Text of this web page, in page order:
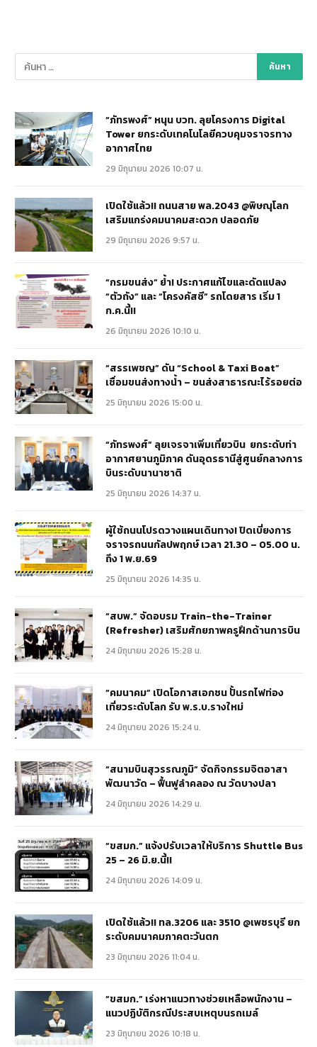
“ภัทรพงศ์” หนุน บวท. ลุยโครงการ Digital
Tower ยกระดับเทคโนโลยีควบคุมจราจรทาง
อากาศไทย
29 มิถุนายน 2026 10:07 น.
เปิดใช้แล้ว!! ถนนสาย พล.2043 @พิษณุโลก
เสริมแกร่งคมนาคมสะดวก ปลอดภัย
29 มิถุนายน 2026 9:57 น.
“กรมขนส่ง” ย้ำ! ประกาศแก้ไขและดัดแปลง
“ตัวถัง” และ “โครงคัสซี” รถโดยสาร เริ่ม 1
ก.ค.นี้!!
26 มิถุนายน 2026 10:10 น.
“สรรเพชญ” ดัน “School & Taxi Boat”
เชื่อมขนส่งทางน้ำ – ขนส่งสาธารณะไร้รอยต่อ
25 มิถุนายน 2026 15:00 น.
“ภัทรพงศ์” ลุยเจรจาเพิ่มเที่ยวบิน ยกระดับท่า
อากาศยานภูมิภาค ดันอุดรธานีสู่ศูนย์กลางการ
บินระดับนานาชาติ
25 มิถุนายน 2026 14:37 น.
ผู้ใช้ถนนโปรดวางแผนเดินทาง! ปิดเบี่ยงการ
จราจรถนนกัลปพฤกษ์ เวลา 21.30 – 05.00 น.
ถึง 1 พ.ย.69
25 มิถุนายน 2026 14:35 น.
“สบพ.” จัดอบรม Train-the-Trainer
(Refresher) เสริมศักยภาพครูฝึกด้านการบิน
24 มิถุนายน 2026 15:28 น.
“คมนาคม” เปิดโอกาสเอกชน ปั้นรถไฟท่อง
เที่ยวระดับโลก รับ พ.ร.บ.รางใหม่
24 มิถุนายน 2026 15:24 น.
“สนามบินสุวรรณภูมิ” จัดกิจกรรมจิตอาสา
พัฒนาวัด – ฟื้นฟูลำคลอง ณ วัดบางปลา
24 มิถุนายน 2026 14:29 น.
“ขสมก.” แจ้งปรับเวลาให้บริการ Shuttle Bus
25 – 26 มิ.ย.นี้!!
24 มิถุนายน 2026 14:09 น.
เปิดใช้แล้ว!! ทล.3206 และ 3510 @เพชรบุรี ยก
ระดับคมนาคมภาคตะวันตก
23 มิถุนายน 2026 11:04 น.
“ขสมก.” เร่งหาแนวทางช่วยเหลือพนักงาน –
แนวปฏิบัติกรณีประสบเหตุบนรถเมล์
23 มิถุนายน 2026 10:18 น.